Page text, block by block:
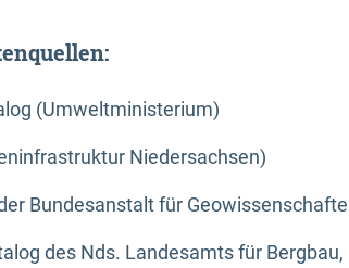
(Umweltministerium)
Niedersachsen)
Bundesanstalt für
des Nds. Landesamts für Bergbau,